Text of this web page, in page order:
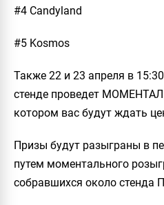
#4 Candyland
#5 Kosmos
Также 22 и 23 апреля в
стенде проведет
котором вас будут ждать
Призы будут разыграны в
путем моментального
собравшихся около стенда